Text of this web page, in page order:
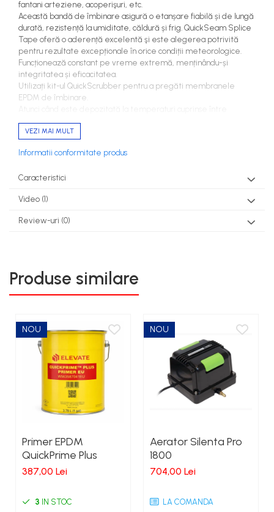
fantani arteziene, acoperişuri, etc.
Această bandă de îmbinare asigură o etanșare fiabilă și de lungă
durată, rezistență la umiditate, căldură și frig. QuickSeam Splice
Tape oferă o aderență excelentă şi este alegerea potrivită
pentru rezultate excepționale în orice condiții meteorologice.
Funcționează constant pe vreme extremă, menținându-și
integritatea și eficacitatea.
Utilizați kit-ul QuickScrubber pentru a pregăti membranele
EPDM de îmbinare.
15°-25°C, rola Quickseam are o durată de valabilitate de până la
un an.
VEZI MAI MULT
Informatii conformitate produs
Caracteristici
Video (1)
Review-uri (0)
Produse similare
NOU
Primer EPDM
QuickPrime Plus
387,00 Lei
3 IN STOC
NOU
Aerator Silenta Pro
1800
704,00 Lei
LA COMANDA